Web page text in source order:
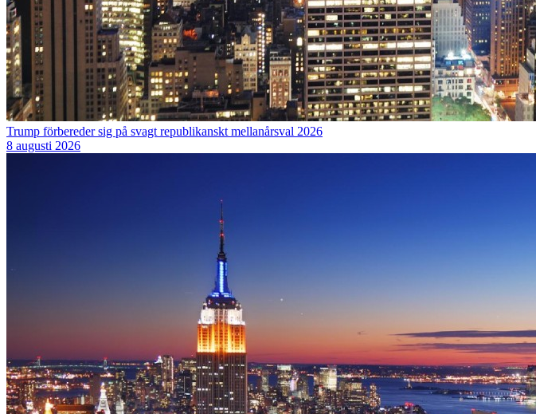
Trump förbereder sig på svagt republikanskt mellanårsval 2026
8 augusti 2026